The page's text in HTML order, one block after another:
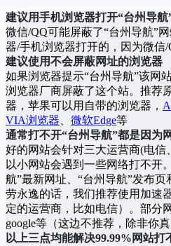
建议用手机浏览器打开“台州导航
微信/QQ可能屏蔽了“台州导航”
器/手机浏览器打开的，因为微信/
建议使用不会屏蔽网址的浏览器
如果浏览器提示“台州导航”该网
浏览器厂商屏蔽了这个站。推荐
器，苹果可以用自带的浏览器，
VIA浏览器
微软Edge等
通常打不开“台州导航”都是因为
好的网站会针对三大运营商(电
以小网站会遇到一些网络打不开
航”最新网址、“台州导航”发布
劳永逸的话，我们推荐使用加速
定的运营商，比如电信）。部分
google等（这边不推荐，除非你
以上三点均能解决99.99%网站打